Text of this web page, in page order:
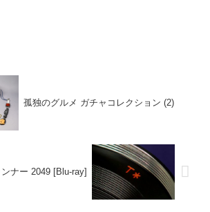
孤独のグルメ ガチャコレクション (2)
ブレードランナー 2049 [Blu-ray]